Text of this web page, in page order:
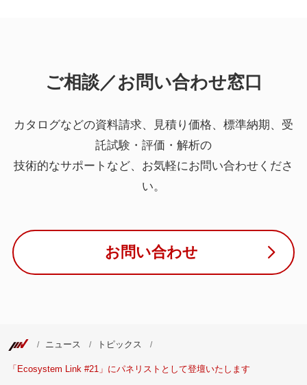
ご相談／お問い合わせ窓口
カタログなどの資料請求、見積り価格、標準納期、受
託試験・評価・解析の
技術的なサポートなど、お気軽にお問い合わせくださ
い。
お問い合わせ
ニュース トピックス
「Ecosystem Link #21」にパネリストとして登壇いたします